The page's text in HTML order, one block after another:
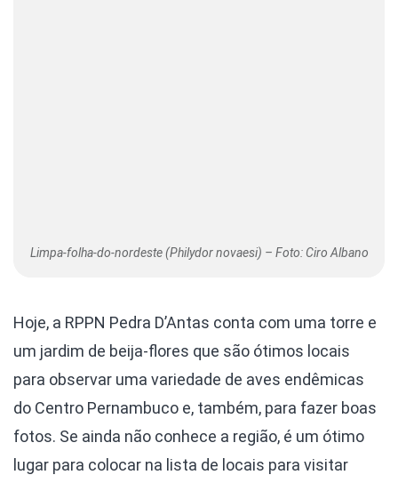
Limpa-folha-do-nordeste (Philydor novaesi) – Foto: Ciro Albano
Hoje, a RPPN Pedra D’Antas conta com uma torre e
um jardim de beija-flores que são ótimos locais
para observar uma variedade de aves endêmicas
do Centro Pernambuco e, também, para fazer boas
fotos. Se ainda não conhece a região, é um ótimo
lugar para colocar na lista de locais para visitar